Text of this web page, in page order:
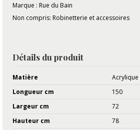
Marque : Rue du Bain
Non compris: Robinetterie et accessoires
Détails du produit
Matière
Acrylique
Longueur cm
150
Largeur cm
72
Hauteur cm
78